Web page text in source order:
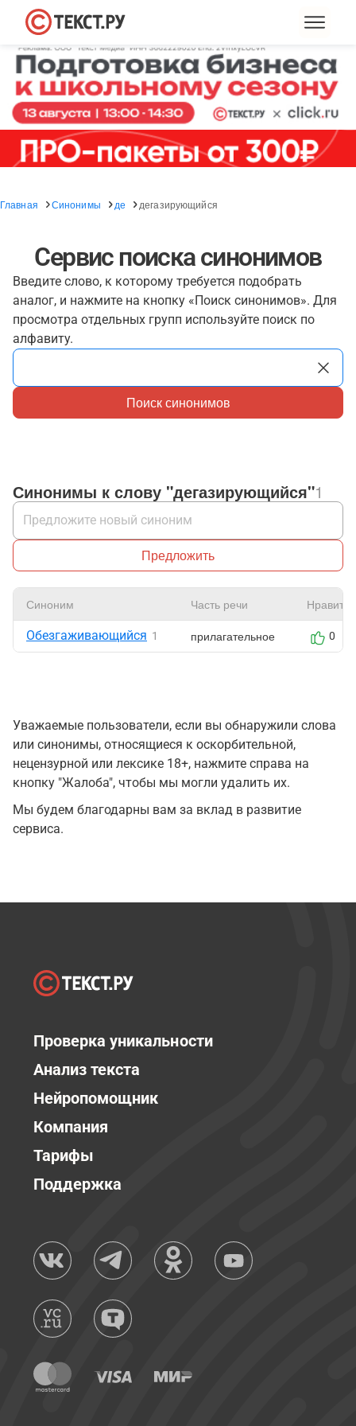
Главная Синонимы де дегазирующийся
Сервис поиска синонимов
Введите слово, к которому требуется подобрать
аналог, и нажмите на кнопку «Поиск синонимов». Для
просмотра отдельных групп используйте поиск по
алфавиту.
Поиск синонимов
Синонимы к слову "дегазирующийся"1
Предложить
Синоним Часть речи Нравится
Обезгаживающийся 1 прилагательное 0
Уважаемые пользователи, если вы обнаружили слова
или синонимы, относящиеся к оскорбительной,
нецензурной или лексике 18+, нажмите справа на
кнопку "Жалоба", чтобы мы могли удалить их.
Мы будем благодарны вам за вклад в развитие
сервиса.
Проверка уникальности
Анализ текста
Нейропомощник
Компания
Тарифы
Поддержка